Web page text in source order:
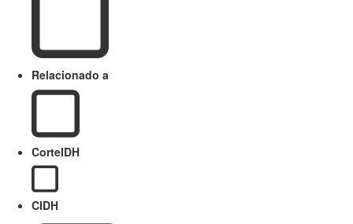
Relacionado a
CorteIDH
CIDH